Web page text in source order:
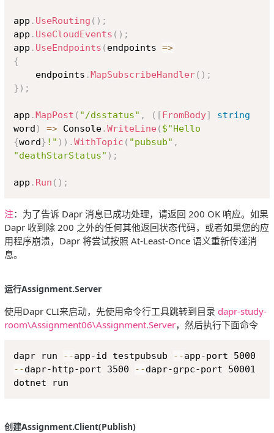
app . UseRouting ( ) ;
app . UseCloudEvents ( ) ;
app . UseEndpoints ( endpoints =>
{
    endpoints
.MapSubscribeHandler( ) ;
} ) ;
app .MapPost ( "/dsstatus" , ( [FromBody]
string
word ) => Console.WriteLine(
{word} !" ) ) .WithTopic ( "pubsub" ,
"deathStarStatus" ) ;
app . Run ( ) ;
注：为了告诉 Dapr 消息已成功处理，请返回 200 OK 响应。如果
Dapr 收到除 200 之外的任何其他返回状态代码，或者如果您的应
用程序崩溃，Dapr 将尝试按照 At-Least-Once 语义重新传递消
息。
运行Assignment.Server
使用Dapr CLI来启动，先使用命令行工具跳转到目录 dapr-study-
room\Assignment06\Assignment.Server，然后执行下面命令
dapr run --app-id testpubsub --
--dapr-http-port 3500 --dapr-grpc-port 50001
Copy
创建Assignment.Client(Publish)